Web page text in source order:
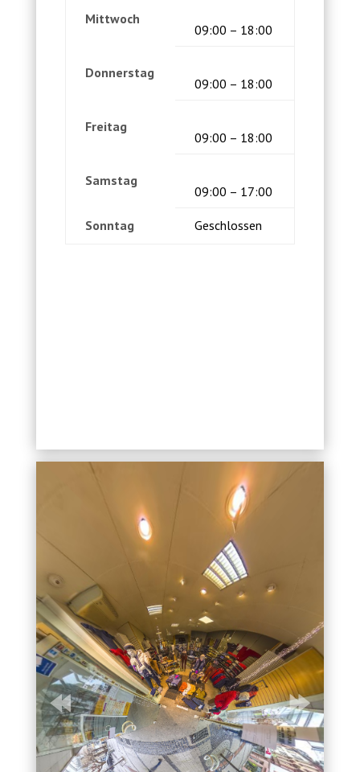
Mittwoch
09:00 – 18:00
Donnerstag
09:00 – 18:00
Freitag
09:00 – 18:00
Samstag
09:00 – 17:00
Sonntag Geschlossen